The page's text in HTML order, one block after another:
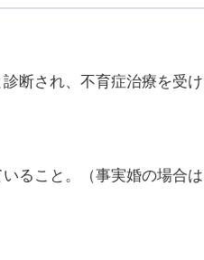
断され、不育症治療を受
こと。（事実婚の場合